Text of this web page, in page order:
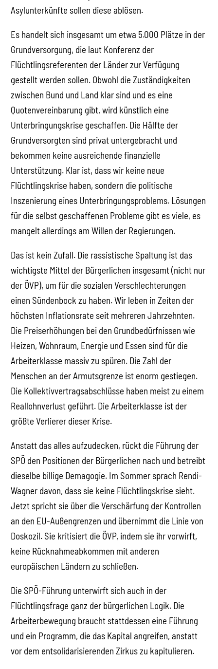
Asylunterkünfte sollen diese ablösen.
Es handelt sich insgesamt um etwa 5.000 Plätze in der
Grundversorgung, die laut Konferenz der
Flüchtlingsreferenten der Länder zur Verfügung
gestellt werden sollen. Obwohl die Zuständigkeiten
zwischen Bund und Land klar sind und es eine
Quotenvereinbarung gibt, wird künstlich eine
Unterbringungskrise geschaffen. Die Hälfte der
Grundversorgten sind privat untergebracht und
bekommen keine ausreichende finanzielle
Unterstützung. Klar ist, dass wir keine neue
Flüchtlingskrise haben, sondern die politische
Inszenierung eines Unterbringungsproblems. Lösungen
für die selbst geschaffenen Probleme gibt es viele, es
mangelt allerdings am Willen der Regierungen.
Das ist kein Zufall. Die rassistische Spaltung ist das
wichtigste Mittel der Bürgerlichen insgesamt (nicht nur
der ÖVP), um für die sozialen Verschlechterungen
einen Sündenbock zu haben. Wir leben in Zeiten der
höchsten Inflationsrate seit mehreren Jahrzehnten.
Die Preiserhöhungen bei den Grundbedürfnissen wie
Heizen, Wohnraum, Energie und Essen sind für die
Arbeiterklasse massiv zu spüren. Die Zahl der
Menschen an der Armutsgrenze ist enorm gestiegen.
Die Kollektivvertragsabschlüsse haben meist zu einem
Reallohnverlust geführt. Die Arbeiterklasse ist der
größte Verlierer dieser Krise.
Anstatt das alles aufzudecken, rückt die Führung der
SPÖ den Positionen der Bürgerlichen nach und betreibt
dieselbe billige Demagogie. Im Sommer sprach Rendi-
Wagner davon, dass sie keine Flüchtlingskrise sieht.
Jetzt spricht sie über die Verschärfung der Kontrollen
an den EU-Außengrenzen und übernimmt die Linie von
Doskozil. Sie kritisiert die ÖVP, indem sie ihr vorwirft,
keine Rücknahmeabkommen mit anderen
europäischen Ländern zu schließen.
Die SPÖ-Führung unterwirft sich auch in der
Flüchtlingsfrage ganz der bürgerlichen Logik. Die
Arbeiterbewegung braucht stattdessen eine Führung
und ein Programm, die das Kapital angreifen, anstatt
vor dem entsolidarisierenden Zirkus zu kapitulieren.